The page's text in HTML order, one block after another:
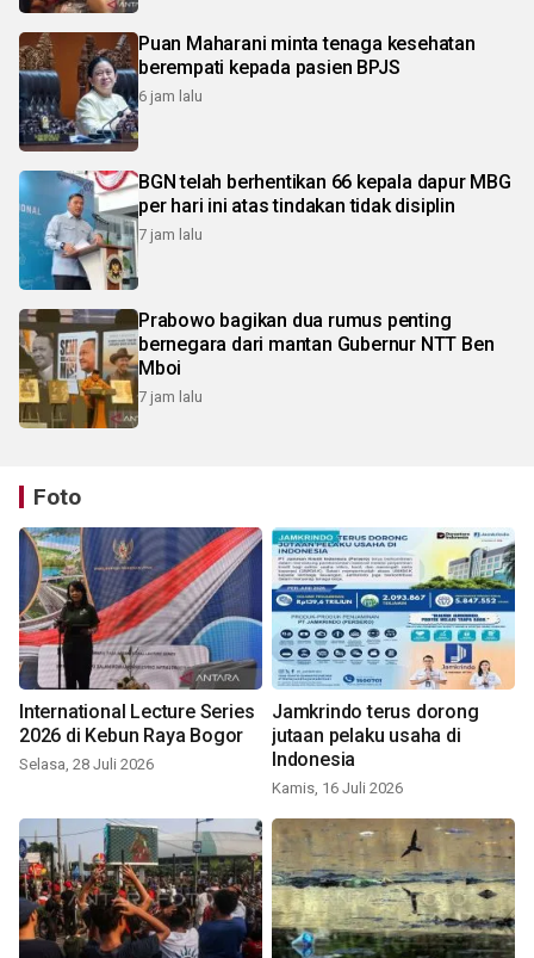
Puan Maharani minta tenaga kesehatan
berempati kepada pasien BPJS
6 jam lalu
BGN telah berhentikan 66 kepala dapur MBG
per hari ini atas tindakan tidak disiplin
7 jam lalu
Prabowo bagikan dua rumus penting
bernegara dari mantan Gubernur NTT Ben
Mboi
7 jam lalu
Foto
International Lecture Series
2026 di Kebun Raya Bogor
Selasa, 28 Juli 2026
Jamkrindo terus dorong
jutaan pelaku usaha di
Indonesia
Kamis, 16 Juli 2026